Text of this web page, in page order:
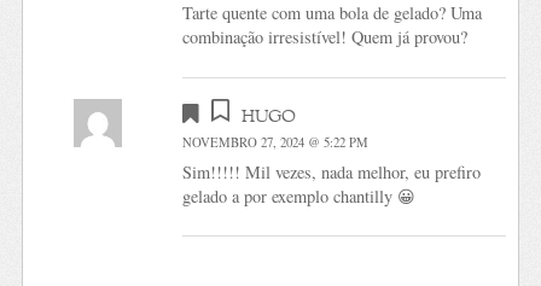
Tarte quente com uma bola de gelado? Uma
combinação irresistível! Quem já provou?
hugo
NOVEMBRO 27, 2024 @ 5:22 PM
Sim!!!!! Mil vezes, nada melhor, eu prefiro
gelado a por exemplo chantilly 😀